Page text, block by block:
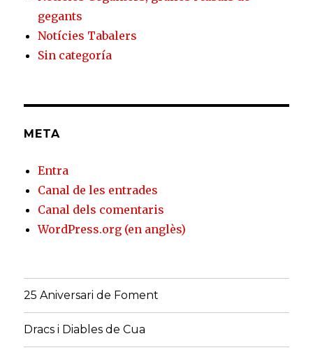
gegants
Notícies Tabalers
Sin categoría
META
Entra
Canal de les entrades
Canal dels comentaris
WordPress.org (en anglès)
25 Aniversari de Foment
Dracs i Diables de Cua